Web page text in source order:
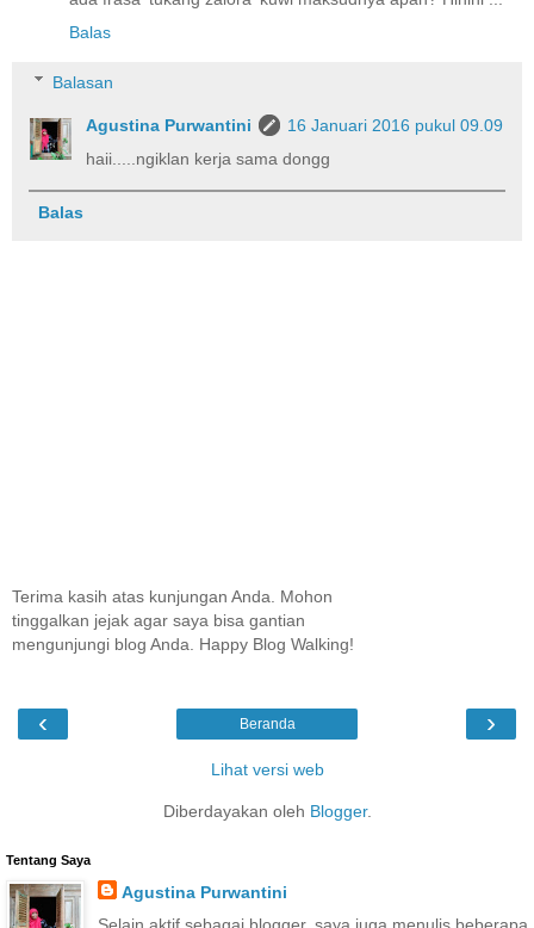
Balas
Balasan
Agustina Purwantini
16 Januari 2016 pukul 09.09
haii.....ngiklan kerja sama dongg
Balas
Terima kasih atas kunjungan Anda. Mohon
tinggalkan jejak agar saya bisa gantian
mengunjungi blog Anda. Happy Blog Walking!
‹ ›
Beranda
Lihat versi web
Diberdayakan oleh Blogger.
Tentang Saya
Agustina Purwantini